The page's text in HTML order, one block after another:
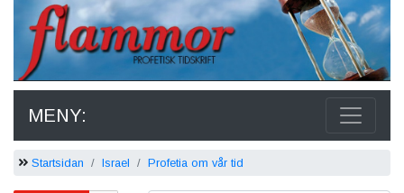
MENY:
Startsidan Israel Profetia om vår tid